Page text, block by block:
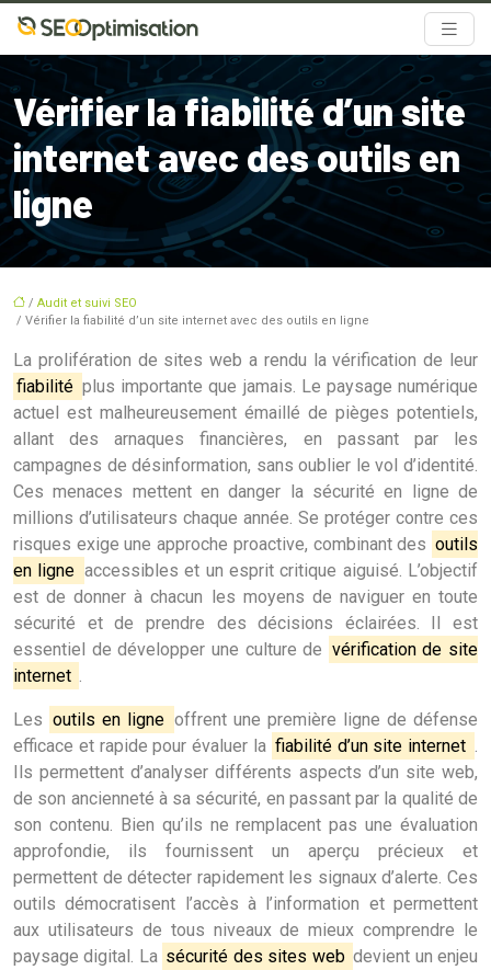
Vérifier la fiabilité d’un site
internet avec des outils en
ligne
/ Audit et suivi SEO
/ Vérifier la fiabilité d’un site internet avec des outils en ligne
La prolifération de sites web a rendu la vérification de leur
fiabilité plus importante que jamais. Le paysage numérique
actuel est malheureusement émaillé de pièges potentiels,
allant des arnaques financières, en passant par les
campagnes de désinformation, sans oublier le vol d’identité.
Ces menaces mettent en danger la sécurité en ligne de
millions d’utilisateurs chaque année. Se protéger contre ces
risques exige une approche proactive, combinant des outils
en ligne accessibles et un esprit critique aiguisé. L’objectif
est de donner à chacun les moyens de naviguer en toute
sécurité et de prendre des décisions éclairées. Il est
essentiel de développer une culture de vérification de site
internet
Les outils en ligne offrent une première ligne de défense
efficace et rapide pour évaluer la fiabilité d’un site internet
Ils permettent d’analyser différents aspects d’un site web,
de son ancienneté à sa sécurité, en passant par la qualité de
son contenu. Bien qu’ils ne remplacent pas une évaluation
approfondie, ils fournissent un aperçu précieux et
permettent de détecter rapidement les signaux d’alerte. Ces
outils démocratisent l’accès à l’information et permettent
aux utilisateurs de tous niveaux de mieux comprendre le
paysage digital. La sécurité des sites web devient un enjeu